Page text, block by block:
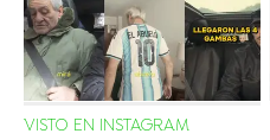
VISTO EN INSTAGRAM